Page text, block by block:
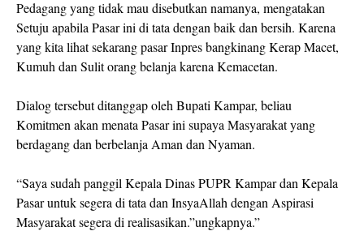
Pedagang yang tidak mau disebutkan namanya, mengatakan
Setuju apabila Pasar ini di tata dengan baik dan bersih. Karena
yang kita lihat sekarang pasar Inpres bangkinang Kerap Macet,
Kumuh dan Sulit orang belanja karena Kemacetan.
Dialog tersebut ditanggap oleh Bupati Kampar, beliau
Komitmen akan menata Pasar ini supaya Masyarakat yang
berdagang dan berbelanja Aman dan Nyaman.
“Saya sudah panggil Kepala Dinas PUPR Kampar dan Kepala
Pasar untuk segera di tata dan InsyaAllah dengan Aspirasi
Masyarakat segera di realisasikan.”ungkapnya.”